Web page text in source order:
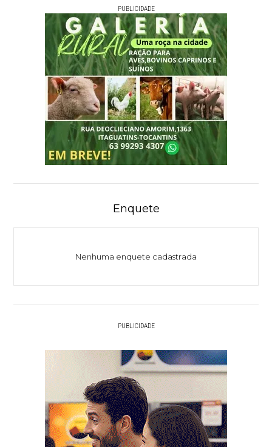
PUBLICIDADE
Enquete
Nenhuma enquete cadastrada
PUBLICIDADE